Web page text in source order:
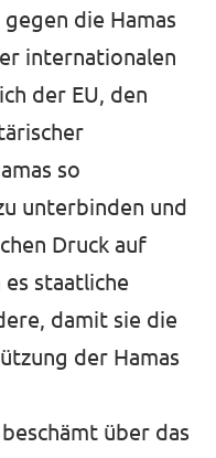
die Hamas
internationalen
der EU, den
so
unterbinden und
Druck auf
staatliche
damit sie die
der Hamas
über das